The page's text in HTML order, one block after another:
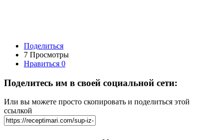
Поделиться
7 Просмотры
Нравиться 0
Поделитесь им в своей социальной сети:
Или вы можете просто скопировать и поделиться этой
ссылкой